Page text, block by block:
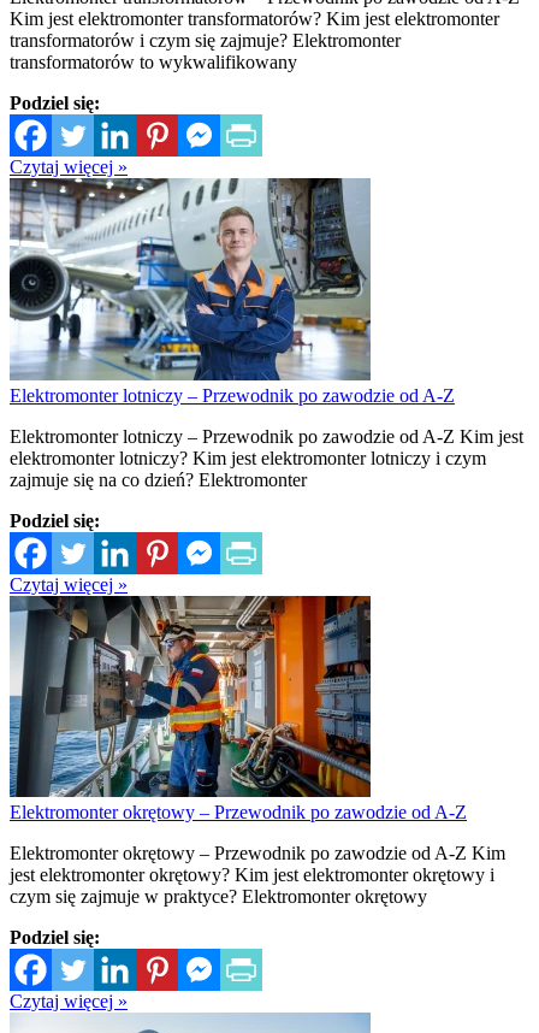
Kim jest elektromonter transformatorów? Kim jest elektromonter
transformatorów i czym się zajmuje? Elektromonter
transformatorów to wykwalifikowany
Podziel się:
Czytaj więcej »
Elektromonter lotniczy – Przewodnik po zawodzie od A-Z
Elektromonter lotniczy – Przewodnik po zawodzie od A-Z Kim jest
elektromonter lotniczy? Kim jest elektromonter lotniczy i czym
zajmuje się na co dzień? Elektromonter
Podziel się:
Czytaj więcej »
Elektromonter okrętowy – Przewodnik po zawodzie od A-Z
Elektromonter okrętowy – Przewodnik po zawodzie od A-Z Kim
jest elektromonter okrętowy? Kim jest elektromonter okrętowy i
czym się zajmuje w praktyce? Elektromonter okrętowy
Podziel się:
Czytaj więcej »